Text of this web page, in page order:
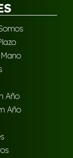
Año
Año